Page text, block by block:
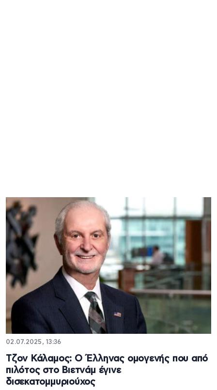
02.07.2025, 13:36
Τζον Κάλαμος: Ο Έλληνας ομογενής που από
πιλότος στο Βιετνάμ έγινε
δισεκατομμυριούχος